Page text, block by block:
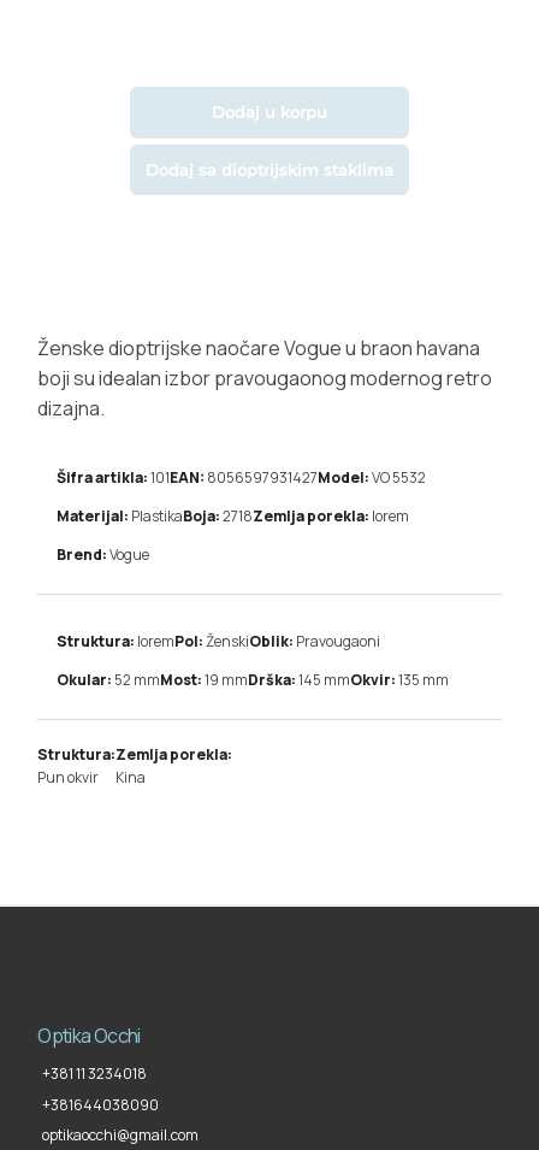
Dodaj u korpu
Dodaj sa dioptrijskim staklima
Ženske dioptrijske naočare Vogue u braon havana
boji su idealan izbor pravougaonog modernog retro
dizajna.
Šifra artikla:101EAN: 8056597931427Model:VO 5532
Materijal: PlastikaBoja:2718Zemlja porekla: lorem
Brend:Vogue
Struktura: loremPol:ŽenskiOblik: Pravougaoni
Okular: 52 mmMost:19 mmDrška:145 mmOkvir:135 mm
Struktura:
Pun okvir
Zemlja porekla:
Kina
Optika Occhi
+381 11 3234018
+381644038090
optikaocchi@gmail.com